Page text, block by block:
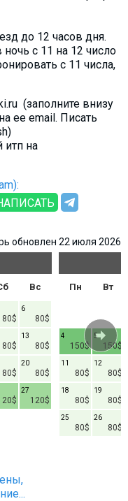
до 12 часов дня.
с 11 на 12 число
с 11 числа,
(заполните внизу
ее email. Писать
на
обновлен 22 июля 2026
Вс
80$ 80$
6
80$ 80$
13
80$ 80$
20
120$
27
Пн Вт
150$
4
150$
5
80$
11
80$
12
80$
18
80$
19
80$
25
80$
26